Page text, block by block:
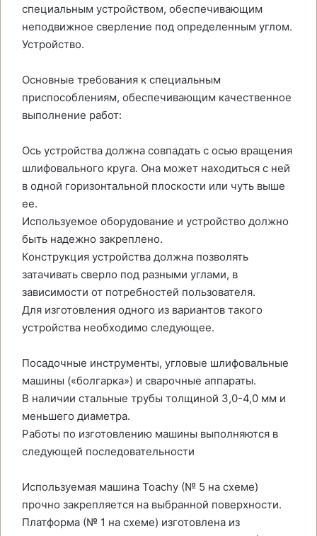
специальным устройством, обеспечивающим
неподвижное сверление под определенным углом.
Устройство.
Основные требования к специальным
приспособлениям, обеспечивающим качественное
выполнение работ:
Ось устройства должна совпадать с осью вращения
шлифовального круга. Она может находиться с ней
в одной горизонтальной плоскости или чуть выше
ее.
Используемое оборудование и устройство должно
быть надежно закреплено.
Конструкция устройства должна позволять
затачивать сверло под разными углами, в
зависимости от потребностей пользователя.
Для изготовления одного из вариантов такого
устройства необходимо следующее.
Посадочные инструменты, угловые шлифовальные
машины («болгарка») и сварочные аппараты.
В наличии стальные трубы толщиной 3,0-4,0 мм и
меньшего диаметра.
Работы по изготовлению машины выполняются в
следующей последовательности
Используемая машина Toachy (№ 5 на схеме)
прочно закрепляется на выбранной поверхности.
Платформа (№ 1 на схеме) изготовлена из